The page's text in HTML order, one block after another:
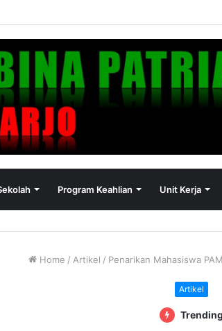
Program Keahlian Unit Kerja
Home / Artikel / Penarikan Mahasiswa
Artikel
Trending